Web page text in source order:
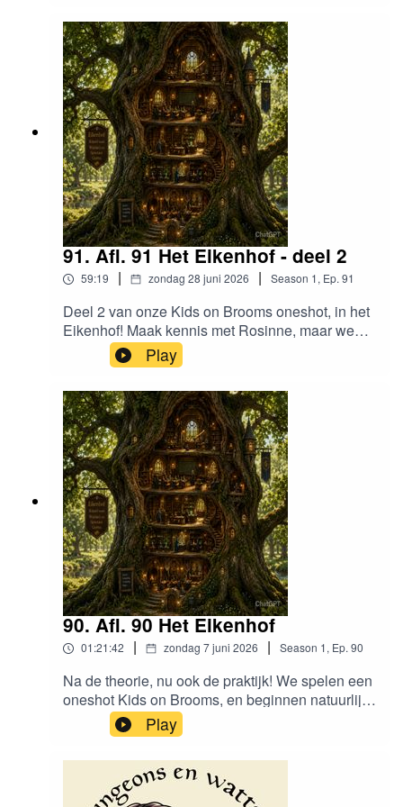
D&D 5e(0:38:24) Pathfinder 2e(0:45:06) 13th
Age(0:48:16) Daggerheart(0:51:56) OutroVind
ons
hier:https://www.instagram.com/dungeonsenwatt
e/www.dungeonsenwatte.be
91. Afl. 91 Het Eikenhof - deel 2
59:19 | zondag 28 juni 2026 | Season 1, Ep. 91
Deel 2 van onze Kids on Brooms oneshot, in het
Eikenhof! Maak kennis met Rosinne, maar wees
blij dat je haar enkel moet horen!Vind ons
hier:https://www.instagram.com/dungeonsenwatt
e/www.dungeonsenwatte.beinfo@dungeonsenw
atte.be
Play
90. Afl. 90 Het Eikenhof
01:21:42 | zondag 7 juni 2026 | Season 1, Ep. 90
Na de theorie, nu ook de praktijk! We spelen een
oneshot Kids on Brooms, en beginnen natuurlijk
met te verzinnen hoe onze magische school er
uit ziet. Welkom op het Eikenhof!Timestamps:
(00:00:00) Worldbuilding(00:35:45)
Personages(00:45:56) Welkom in het
eikenhofVind ons
Play